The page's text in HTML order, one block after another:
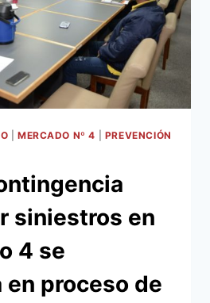
MERCADO Nº 4
PREVENCIÓN
siniestros en
4 se
proceso de